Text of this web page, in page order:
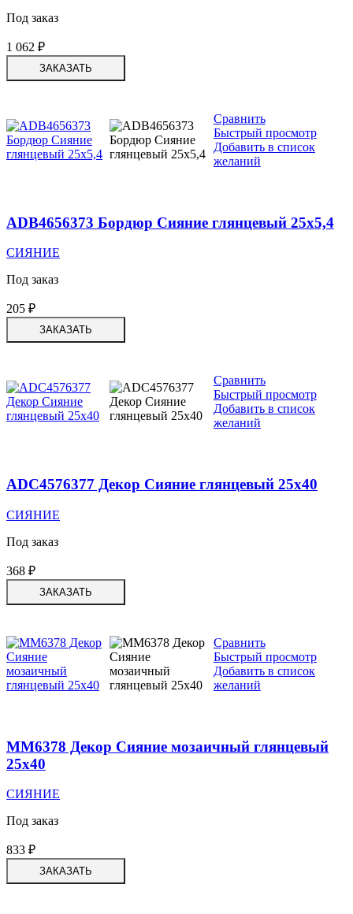
Под заказ
1 062 ₽
ЗАКАЗАТЬ
Сравнить
Быстрый просмотр
Добавить в список
желаний
ADB4656373 Бордюр Сияние глянцевый 25х5,4
СИЯНИЕ
Под заказ
205 ₽
ЗАКАЗАТЬ
Сравнить
Быстрый просмотр
Добавить в список
желаний
ADC4576377 Декор Сияние глянцевый 25х40
СИЯНИЕ
Под заказ
368 ₽
ЗАКАЗАТЬ
Сравнить
Быстрый просмотр
Добавить в список
желаний
MM6378 Декор Сияние мозаичный глянцевый
25х40
СИЯНИЕ
Под заказ
833 ₽
ЗАКАЗАТЬ